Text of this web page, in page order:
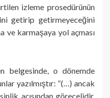
izleme prosedürünün
getirip getirmeyeceğini
ve karmaşaya yol açması
belgesinde, o dönemde
yazılmıştır: “(…) ancak
açısından görecelidir.